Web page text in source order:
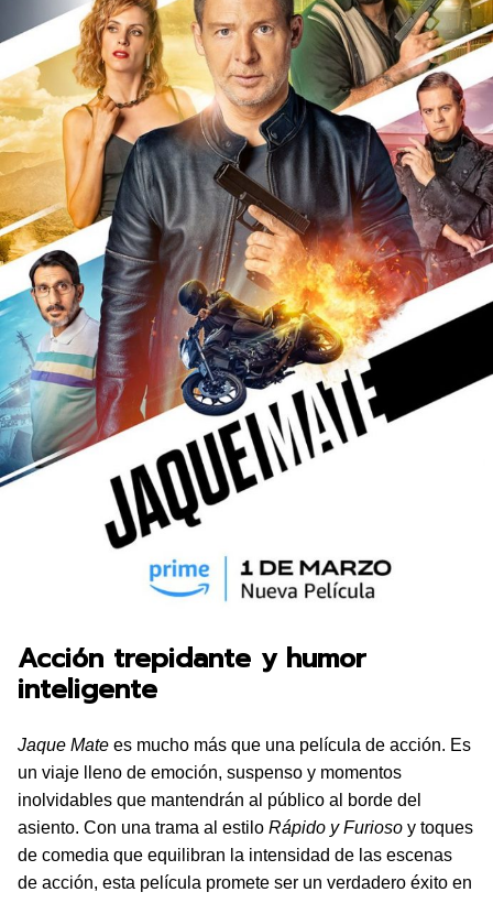
Acción trepidante y humor
inteligente
Jaque Mate es mucho más que una película de acción. Es
un viaje lleno de emoción, suspenso y momentos
inolvidables que mantendrán al público al borde del
asiento. Con una trama al estilo Rápido y Furioso y toques
de comedia que equilibran la intensidad de las escenas
de acción, esta película promete ser un verdadero éxito en